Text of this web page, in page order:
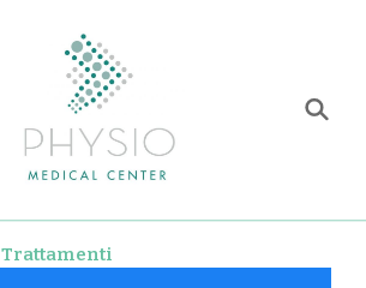
Trattamenti